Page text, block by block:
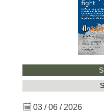
03 / 06 / 2026